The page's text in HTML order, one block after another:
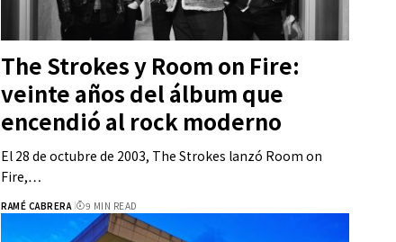
The Strokes y Room on Fire:
veinte años del álbum que
encendió al rock moderno
El 28 de octubre de 2003, The Strokes lanzó Room on
Fire,…
RAMÉ CABRERA 9 MIN READ